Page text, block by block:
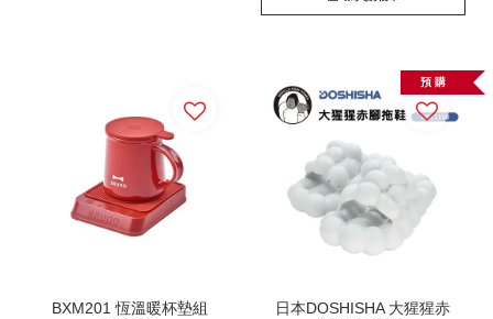
BXM201 恆溫暖杯墊組
預 購
日本DOSHISHA 大猩猩赤